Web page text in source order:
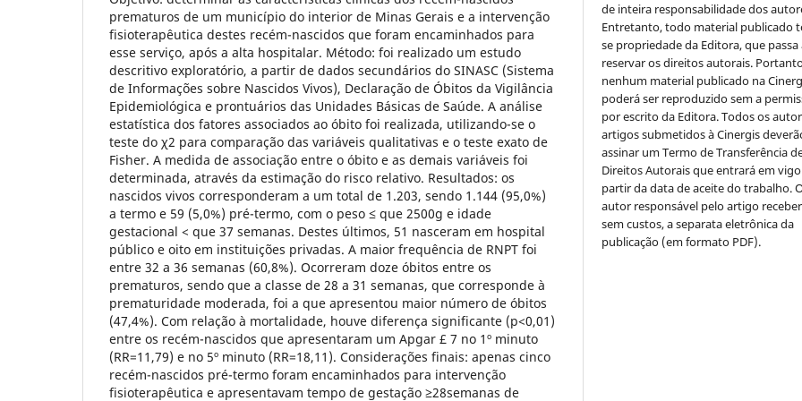
prematuros de um município do interior de Minas Gerais e a intervenção
fisioterapêutica destes recém-nascidos que foram encaminhados para
esse serviço, após a alta hospitalar. Método: foi realizado um estudo
descritivo exploratório, a partir de dados secundários do SINASC (Sistema
de Informações sobre Nascidos Vivos), Declaração de Óbitos da Vigilância
Epidemiológica e prontuários das Unidades Básicas de Saúde. A análise
estatística dos fatores associados ao óbito foi realizada, utilizando-se o
teste do χ2 para comparação das variáveis qualitativas e o teste exato de
Fisher. A medida de associação entre o óbito e as demais variáveis foi
determinada, através da estimação do risco relativo. Resultados: os
nascidos vivos corresponderam a um total de 1.203, sendo 1.144 (95,0%)
a termo e 59 (5,0%) pré-termo, com o peso ≤ que 2500g e idade
gestacional < que 37 semanas. Destes últimos, 51 nasceram em hospital
público e oito em instituições privadas. A maior frequência de RNPT foi
entre 32 a 36 semanas (60,8%). Ocorreram doze óbitos entre os
prematuros, sendo que a classe de 28 a 31 semanas, que corresponde à
prematuridade moderada, foi a que apresentou maior número de óbitos
(47,4%). Com relação à mortalidade, houve diferença significante (p<0,01)
entre os recém-nascidos que apresentaram um Apgar £ 7 no 1º minuto
(RR=11,79) e no 5º minuto (RR=18,11). Considerações finais: apenas cinco
recém-nascidos pré-termo foram encaminhados para intervenção
fisioterapêutica e apresentavam tempo de gestação ≥28semanas de
de inteira responsabilidade dos
Entretanto, todo material publicado
se propriedade da Editora, que passa
reservar os direitos autorais.
nenhum material publicado na
poderá ser reproduzido sem a
por escrito da Editora. Todos os
artigos submetidos à Cinergis
assinar um Termo de Transferência
Direitos Autorais que entrará em
partir da data de aceite do trabalho.
autor responsável pelo artigo
sem custos, a separata eletrônica da
publicação (em formato PDF).